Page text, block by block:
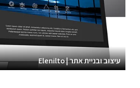
עיצוב ובניית אתר | Elenilto